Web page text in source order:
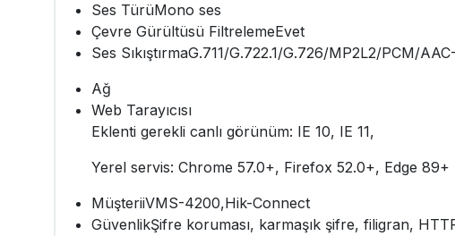
Ses TürüMono ses
Çevre Gürültüsü FiltrelemeEvet
Ses SıkıştırmaG.711/G.722.1/G.726/MP2L2/PCM/
Ağ
Web Tarayıcısı
Eklenti gerekli canlı görünüm: IE 10, IE 11,
Yerel servis: Chrome 57.0+, Firefox 52.0+, Edge 89+
MüşteriiVMS-4200,Hik-Connect
GüvenlikŞifre koruması, karmaşık şifre, filigran,